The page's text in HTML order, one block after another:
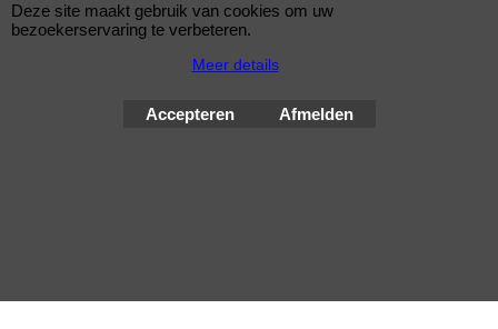
Deze site maakt gebruik van cookies om uw
bezoekerservaring te verbeteren.
Meer details
Accepteren Afmelden